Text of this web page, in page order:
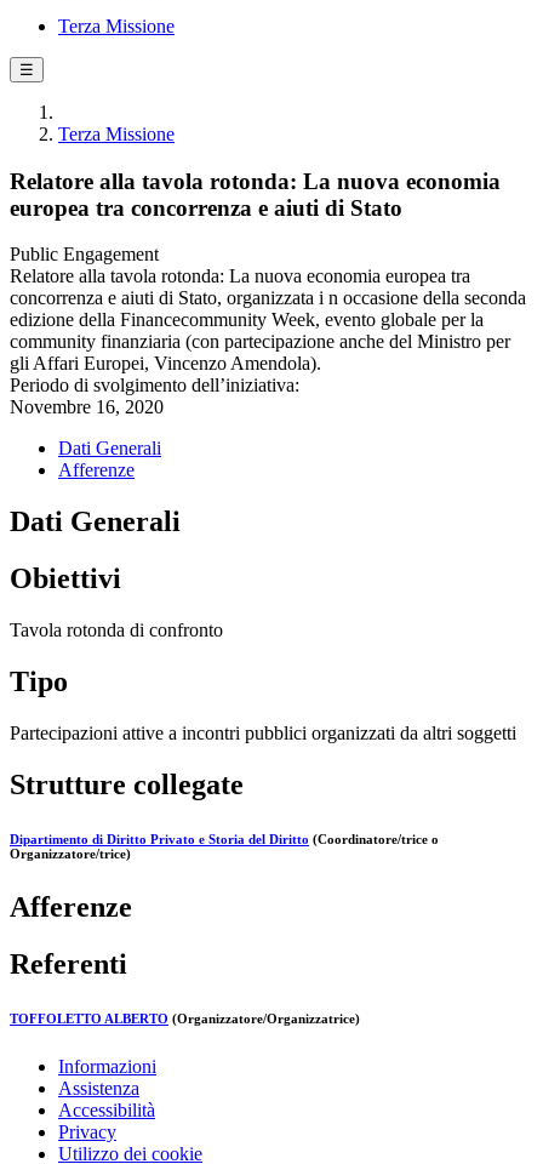
Terza Missione
☰
Terza Missione
Relatore alla tavola rotonda: La nuova economia
europea tra concorrenza e aiuti di Stato
Public Engagement
Relatore alla tavola rotonda: La nuova economia europea tra
concorrenza e aiuti di Stato, organizzata i n occasione della seconda
edizione della Financecommunity Week, evento globale per la
community finanziaria (con partecipazione anche del Ministro per
gli Affari Europei, Vincenzo Amendola).
Periodo di svolgimento dell’iniziativa:
Novembre 16, 2020
Dati Generali
Afferenze
Dati Generali
Obiettivi
Tavola rotonda di confronto
Tipo
Partecipazioni attive a incontri pubblici organizzati da altri soggetti
Strutture collegate
Dipartimento di Diritto Privato e Storia del Diritto (Coordinatore/trice o
Organizzatore/trice)
Afferenze
Referenti
TOFFOLETTO ALBERTO (Organizzatore/Organizzatrice)
Informazioni
Assistenza
Accessibilità
Privacy
Utilizzo dei cookie